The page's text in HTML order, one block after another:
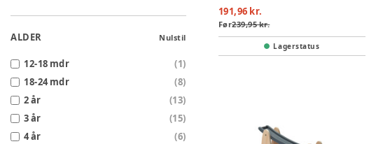
ALDER Nulstil
12-18 mdr (1)
18-24 mdr
(8)
2 år
(13)
3 år
(15)
4 år
(6)
191,96 kr.
Før239,95 kr.
Lagerstatus